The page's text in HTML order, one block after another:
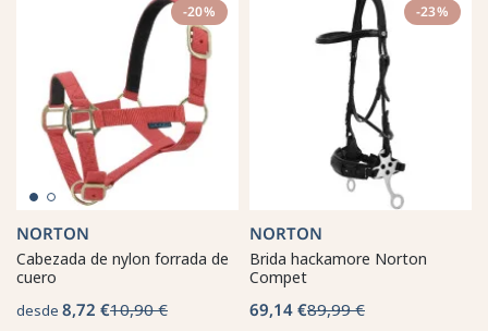
-20%
NORTON
Cabezada de nylon forrada de
cuero
desde 8,72 €10,90 €
-23%
NORTON
Brida hackamore Norton
Compet
69,14 €89,99 €